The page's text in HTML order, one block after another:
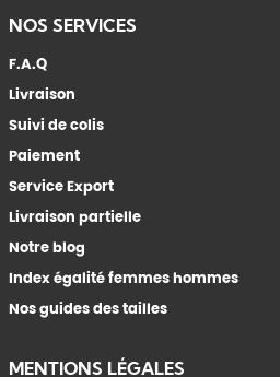
NOS SERVICES
F.A.Q
Livraison
Suivi de colis
Paiement
Service Export
Livraison partielle
Notre blog
Index égalité femmes hommes
Nos guides des tailles
MENTIONS LÉGALES